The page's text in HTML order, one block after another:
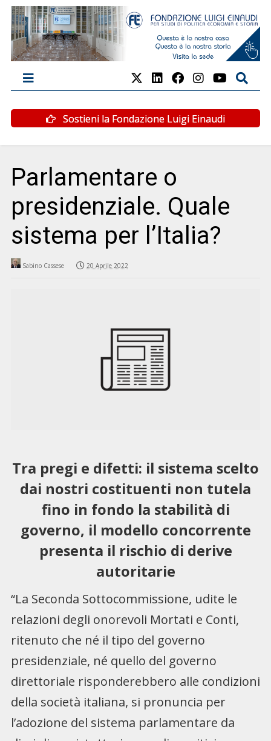
Sostieni la Fondazione Luigi Einaudi
Parlamentare o
presidenziale. Quale
sistema per l’Italia?
Sabino Cassese 20 Aprile 2022
Tra pregi e difetti: il sistema scelto
dai nostri costituenti non tutela
fino in fondo la stabilità di
governo, il modello concorrente
presenta il rischio di derive
autoritarie
“La Seconda Sottocommissione, udite le
relazioni degli onorevoli Mortati e Conti,
ritenuto che né il tipo del governo
presidenziale, né quello del governo
direttoriale risponderebbero alle condizioni
della società italiana, si pronuncia per
l’adozione del sistema parlamentare da